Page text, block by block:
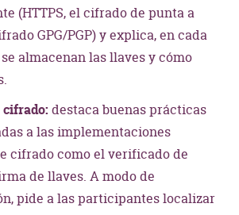
(HTTPS, el cifrado de punta a
GPG/PGP) y explica, en cada
almacenan las llaves y cómo
cifrado: destaca buenas prácticas
a las implementaciones
cifrado como el verificado de
de llaves. A modo de
pide a las participantes localizar